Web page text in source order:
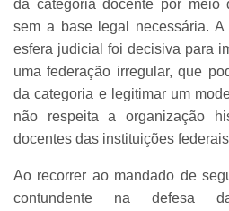
da categoria docente por meio
sem a base legal necessária.
esfera judicial foi decisiva para
uma federação irregular, que
da categoria e legitimar um
não respeita a organização
docentes das instituições
Ao recorrer ao mandado de
contundente na defesa